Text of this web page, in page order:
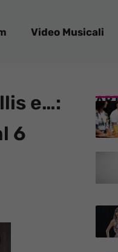
Video Musicali
e…:
6